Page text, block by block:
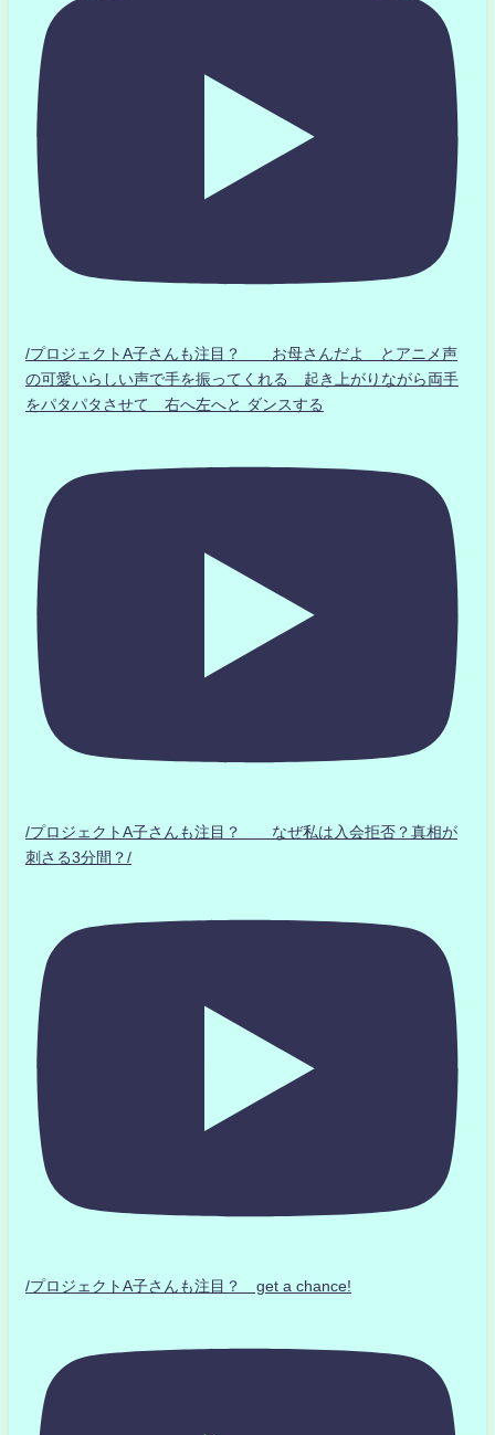
/プロジェクトA子さんも注目？ お母さんだよ とアニメ声
の可愛いらしい声で手を振ってくれる 起き上がりながら両手
をパタパタさせて 右へ左へと ダンスする
/プロジェクトA子さんも注目？ なぜ私は入会拒否？真相が
刺さる3分間？/
/プロジェクトA子さんも注目？ get a chance!